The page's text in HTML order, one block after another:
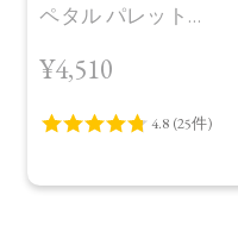
ペタル パレット
品＞
¥4,510